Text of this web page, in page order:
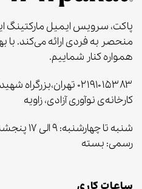
پاکت، سرویس ایمیل مارکتینگ
منحصر به‌ فردی ارائه می‌کند. با
همواره کنار شماییم.
کارخانه‌ی نوآوری آزادی، زاویه
رسمی: بسته
ساعات کاری